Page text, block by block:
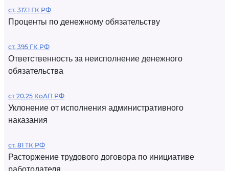
ст. 317.1 ГК РФ
Проценты по денежному обязательству
ст. 395 ГК РФ
Ответственность за неисполнение денежного
обязательства
ст 20.25 КоАП РФ
Уклонение от исполнения административного
наказания
ст. 81 ТК РФ
Расторжение трудового договора по инициативе
работодателя